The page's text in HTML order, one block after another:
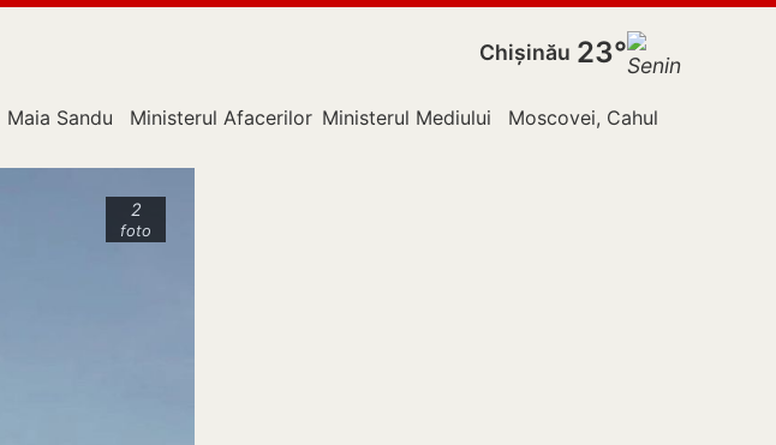
Chișinău 23°
Maia Sandu Ministerul Afacerilor ExterneMinisterul Mediului Moscovei, Cahul
2
foto